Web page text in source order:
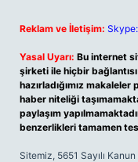
Reklam ve İletişim:
Yasal Uyarı: Bu internet
şirketi ile hiçbir
hazırladığımız
haber niteliği
paylaşım
benzerlikleri tamamen
Sitemiz, 5651 Sayılı